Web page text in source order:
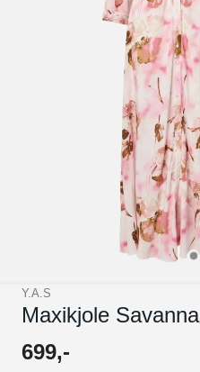
Y.A.S
Maxikjole Savanna
699,-